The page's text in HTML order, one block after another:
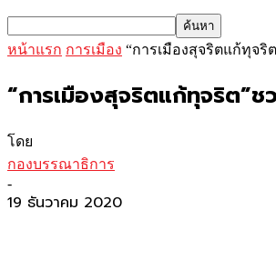
หน้าแรก การเมือง “การเมืองสุจริตแก้ทุจริ
“การเมืองสุจริตแก้ทุจริต”ช
โดย
กองบรรณาธิการ
-
19 ธันวาคม 2020